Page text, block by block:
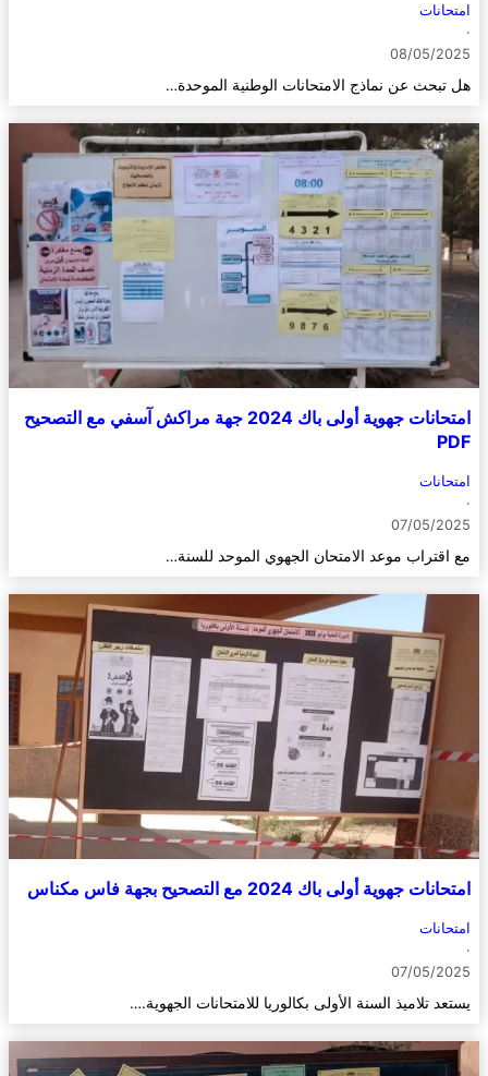
امتحانات
·
08/05/2025
هل تبحث عن نماذج الامتحانات الوطنية الموحدة…
امتحانات جهوية أولى باك 2024 جهة مراكش آسفي مع التصحيح
PDF
امتحانات
·
07/05/2025
مع اقتراب موعد الامتحان الجهوي الموحد للسنة…
امتحانات جهوية أولى باك 2024 مع التصحيح بجهة فاس مكناس
امتحانات
·
07/05/2025
يستعد تلاميذ السنة الأولى بكالوريا للامتحانات الجهوية.…